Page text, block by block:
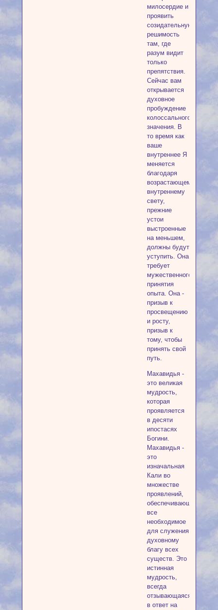
милосердие и
проявить
созидательную
решимость
там, где
разум видит
только
препятствия.
Сейчас вам
открывается
духовное
пробуждение
колоссального
значения. В
то время как
ваше
внутреннее Я
меняется
благодаря
возрастающему
внутреннему
свету,
прежние
устои
выстроенные
на меньшем,
должны будут
уступить. Она
требует
мужественного
принятия
опыта. Она -
призыв к
просвещению
и росту,
призыв к
тому, чтобы
принять свой
путь.
Махавидья -
это великая
мудрость,
которая
проявляется
в десяти
ипостасях
Богини.
Махавидья -
это
изначальная
Кали во
множестве
проявлений,
обеспечивающая
все
необходимое
для служения
духовному
благу всех
существ. Это
истинная
мудрость,
всегда
отзывающаяся
в ответ на